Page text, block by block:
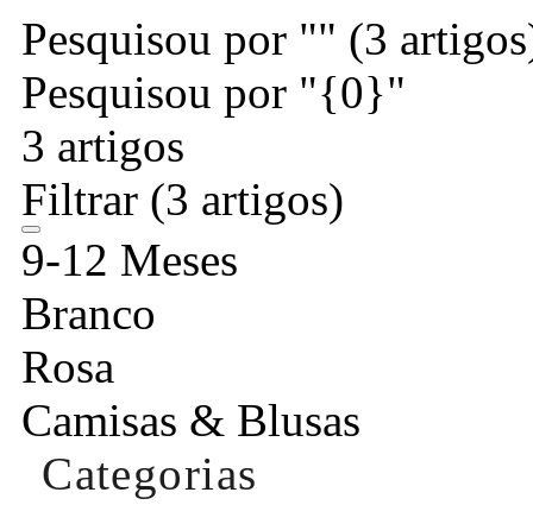
Pesquisou por "" (3
Pesquisou por "{0}"
3 artigos
Filtrar (3 artigos)
9-12 Meses
Branco
Rosa
Camisas & Blusas
Categorias